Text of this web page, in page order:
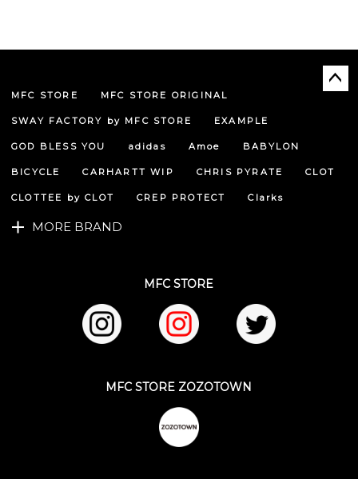
MFC STORE MFC STORE ORIGINAL
SWAY FACTORY by MFC STORE EXAMPLE
GOD BLESS YOU adidas Amoe BABYLON
BICYCLE CARHARTT WIP CHRIS PYRATE CLOT
CLOTTEE by CLOT CREP PROTECT Clarks
MORE BRAND
MFC STORE
MFC STORE ZOZOTOWN